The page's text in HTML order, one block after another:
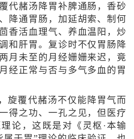
代赭汤降胃补脾通肠，香砂
降通胃肠，加延胡索、制何
香活血理气、养血温阳，炒
和肝胃。复诊时不仅胃肠降
月未至的月经姗姗来迟，竟
经正常与否与多气多血的胃
旋覆代赭汤不仅能降胃气而
得之功、一孔之见，但医疗
论，这既是对《灵枢·本输